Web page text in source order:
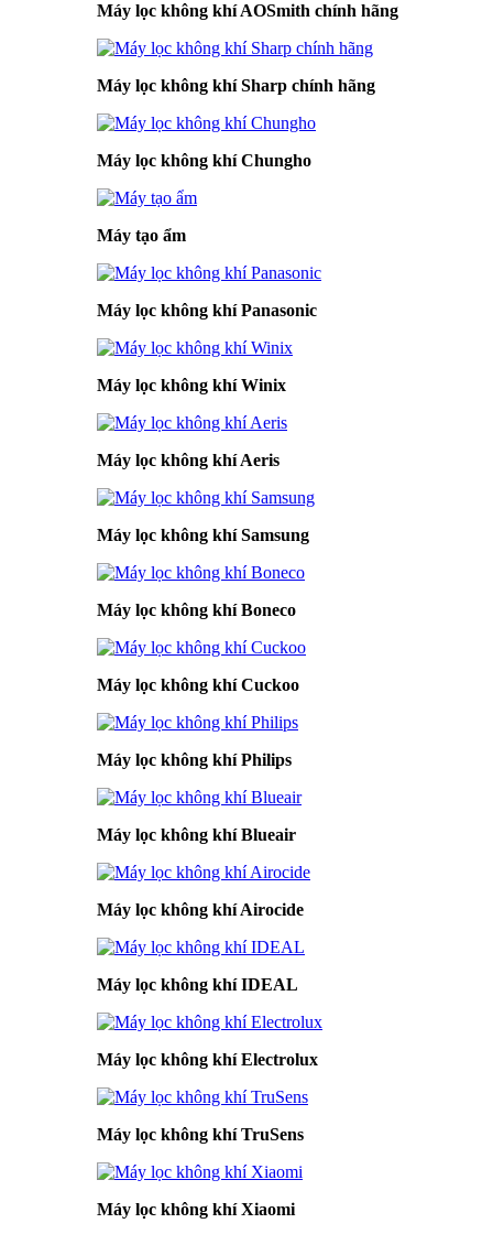
Máy lọc không khí AOSmith chính hãng
Máy lọc không khí Sharp chính hãng
Máy lọc không khí Chungho
Máy tạo ẩm
Máy lọc không khí Panasonic
Máy lọc không khí Winix
Máy lọc không khí Aeris
Máy lọc không khí Samsung
Máy lọc không khí Boneco
Máy lọc không khí Cuckoo
Máy lọc không khí Philips
Máy lọc không khí Blueair
Máy lọc không khí Airocide
Máy lọc không khí IDEAL
Máy lọc không khí Electrolux
Máy lọc không khí TruSens
Máy lọc không khí Xiaomi